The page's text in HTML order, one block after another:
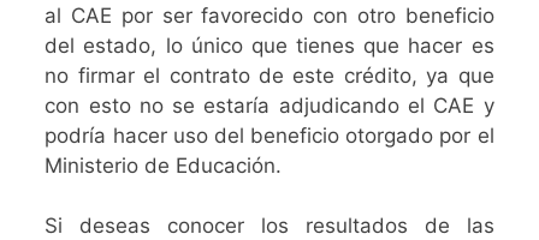
al CAE por ser favorecido con otro beneficio
del estado, lo único que tienes que hacer es
no firmar el contrato de este crédito, ya que
con esto no se estaría adjudicando el CAE y
podría hacer uso del beneficio otorgado por el
Ministerio de Educación.
Si deseas conocer los resultados de las